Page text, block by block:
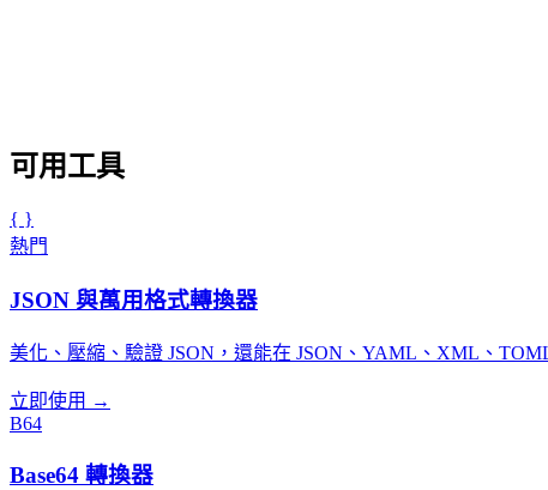
可用工具
{ }
熱門
JSON 與萬用格式轉換器
美化、壓縮、驗證 JSON，還能在 JSON、YAML、XML、
立即使用 →
B64
Base64 轉換器